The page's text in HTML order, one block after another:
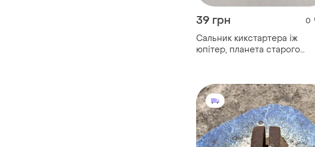
39 грн 0
Сальник кикстартера іж
юпітер, планета старого